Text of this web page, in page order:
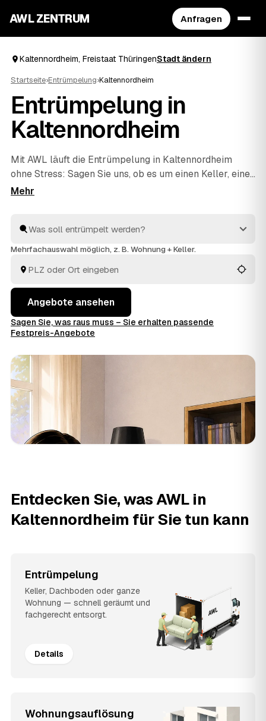
AWL ZENTRUM Anfragen
Kaltennordheim, Freistaat ThüringenStadt ändern
Startseite›Entrümpelung›Kaltennordheim
Entrümpelung in
Kaltennordheim
Mit AWL läuft die Entrümpelung in Kaltennordheim
ohne Stress: Sagen Sie uns, ob es um einen Keller, eine
ganze Wohnung, ein Haus oder eine Messie-Wohnung
Ihrer Nähe – von Kaltennordheim bis
Tann. So sparen Sie sich das einzelne Anfragen und
Mehrfachauswahl möglich, z. B. Wohnung + Keller.
Angebote ansehen
Sagen Sie, was raus muss – Sie erhalten passende
Festpreis-Angebote
Entdecken Sie, was AWL in
Kaltennordheim für Sie tun kann
Entrümpelung
Keller, Dachboden oder ganze
Wohnung — schnell geräumt und
fachgerecht entsorgt.
Details
Wohnungsauflösung